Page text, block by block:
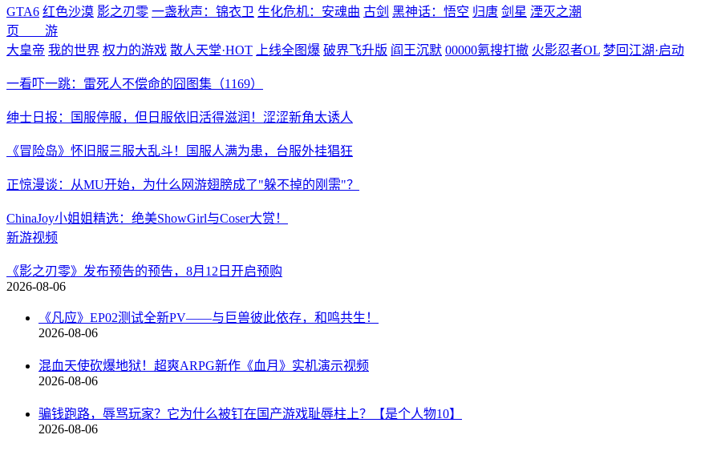
GTA6 红色沙漠 影之刃零 一盏秋声：锦衣卫 生化危机：安魂曲 古剑 黑神话：悟空 归唐 剑星 湮灭之潮
页 游
大皇帝 我的世界 权力的游戏 散人天堂·HOT 上线全图爆 破界飞升版 阎王沉默 00000氪搜打撤 火影忍者OL 梦回江湖·启动
一看吓一跳：雷死人不偿命的囧图集（1169）
绅士日报：国服停服，但日服依旧活得滋润！涩涩新角太诱人
ChinaJoy小姐姐精选：绝美ShowGirl与Coser大赏！
新游视频
2026-08-06
2026-08-06
2026-08-06